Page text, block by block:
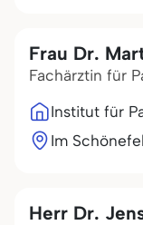
Frau Dr.
Fachärztin für
Institut für
Im
Herr Dr.